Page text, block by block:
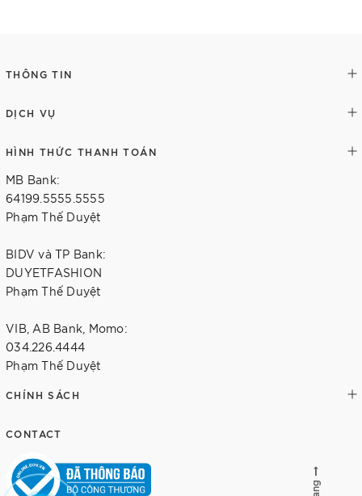
THÔNG TIN
DỊCH VỤ
HÌNH THỨC THANH TOÁN
MB Bank:
64199.5555.5555
Phạm Thế Duyệt
BIDV và TP Bank:
DUYETFASHION
Phạm Thế Duyệt
VIB, AB Bank, Momo:
034.226.4444
Phạm Thế Duyệt
CHÍNH SÁCH
CONTACT